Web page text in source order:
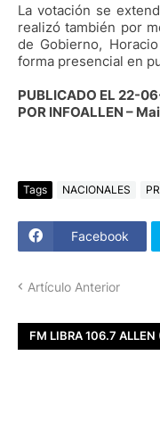
La votación se
realizó también por
de Gobierno,
forma presencial en
PUBLICADO EL 22-
POR INFOALLEN –
Tags NACIONALES
Facebook
Artículo Anterior
FM LIBRA 106.7 ALLEN